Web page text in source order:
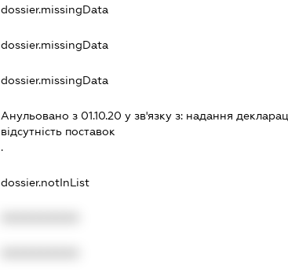
dossier.missingData
dossier.missingData
dossier.missingData
Анульовано з 01.10.20 у зв'язку з: надання
вiдсутнiсть поставок
.
dossier.notInList